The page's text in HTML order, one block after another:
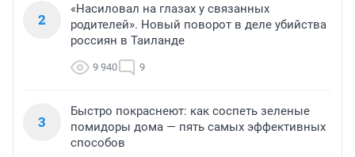
2
«Насиловал на глазах у связанных
родителей». Новый поворот в деле убийства
россиян в Таиланде
9 940 9
3
Быстро покраснеют: как соспеть зеленые
помидоры дома — пять самых эффективных
способов